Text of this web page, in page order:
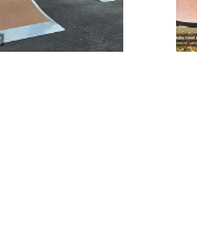
Romain-au-Mont-
d’Or (69)